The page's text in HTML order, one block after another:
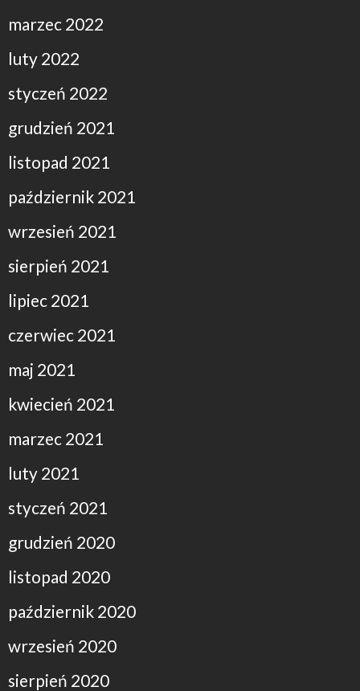
marzec 2022
luty 2022
styczeń 2022
grudzień 2021
listopad 2021
październik 2021
wrzesień 2021
sierpień 2021
lipiec 2021
czerwiec 2021
maj 2021
kwiecień 2021
marzec 2021
luty 2021
styczeń 2021
grudzień 2020
listopad 2020
październik 2020
wrzesień 2020
sierpień 2020